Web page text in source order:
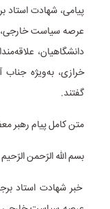
پیامی، شهادت
عرصه سیاست خارجی،
دانشگاهیان،
خرازی، به‌ویژه
گفتند.
متن کامل پیام رهبر
بسم الله الرّحمن الرّحیم
خبر شهادت استاد